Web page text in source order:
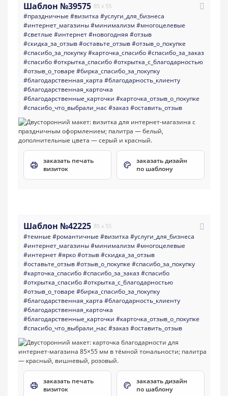
Шаблон №39575 85 x 55
#праздничные #визитка #услуги_для_бизнеса
#интернет_магазины#минимализм #многоцелевые
#светлые #интернет#новогодняя #отзыв
#скидка_за_отзыв#оставьте_отзыв#отзыв_о_покупке
#спасибо_за_покупку#карточка_спасибо#спасибо_за_заказ
#спасибо#открытка_спасибо#открытка_с_благодарностью
#отзыв_о_товаре #бирка_спасибо_за_покупку
#благодарственная_карта #благодарность_клиенту
#благодарственная_карточка
#благодарственные_карточки #карточка_отзыв_о_покупке
#спасибо_что_выбрали_нас#заказ#оставить_отзыв
заказать печать
визиток
заказать дизайн
по шаблону
Шаблон №42225 85 x 55
#темные #романтичные #визитка #услуги_для_бизнеса
#интернет_магазины#минимализм #многоцелевые
#интернет#ярко#отзыв#скидка_за_отзыв
#оставьте_отзыв#отзыв_о_покупке #спасибо_за_покупку
#карточка_спасибо#спасибо_за_заказ#спасибо
#открытка_спасибо#открытка_с_благодарностью
#отзыв_о_товаре #бирка_спасибо_за_покупку
#благодарственная_карта #благодарность_клиенту
#благодарственная_карточка
#благодарственные_карточки #карточка_отзыв_о_покупке
#спасибо_что_выбрали_нас#заказ#оставить_отзыв
заказать печать
визиток
заказать дизайн
по шаблону